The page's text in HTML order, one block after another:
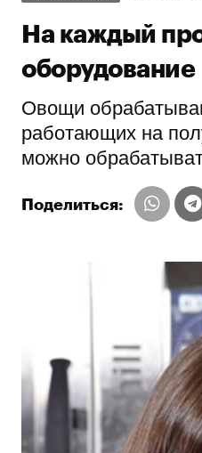
На каждый
оборудование
Овощи
работающих на
можно
Поделиться: